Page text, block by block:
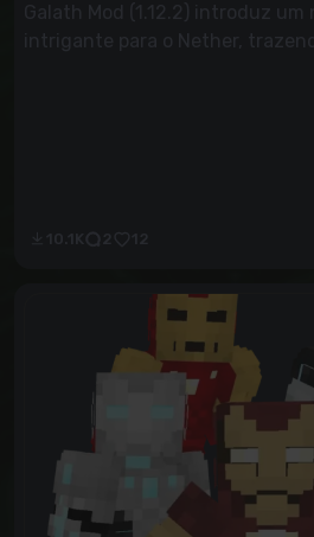
Galath Mod (1.12.2) introduz
intrigante para o Nether,